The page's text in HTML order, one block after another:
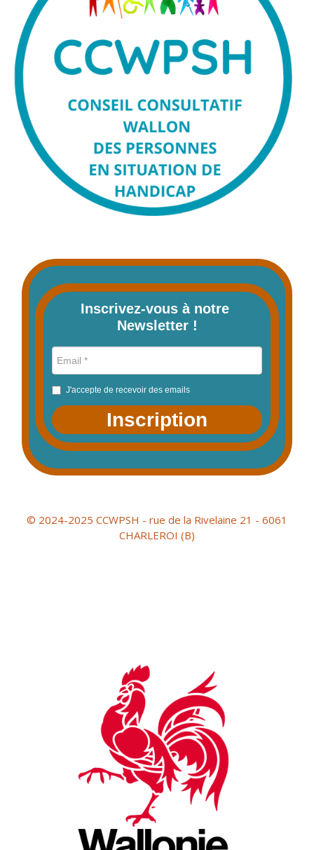
Inscrivez-vous à notre
Newsletter !
J'accepte de recevoir des emails
Inscription
© 2024-2025 CCWPSH - rue de la Rivelaine 21 - 6061
CHARLEROI (B)